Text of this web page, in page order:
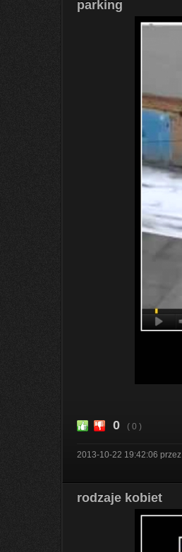
parking
0 ( 0 )
2013-10-22 19:42:06 przez
rodzaje kobiet